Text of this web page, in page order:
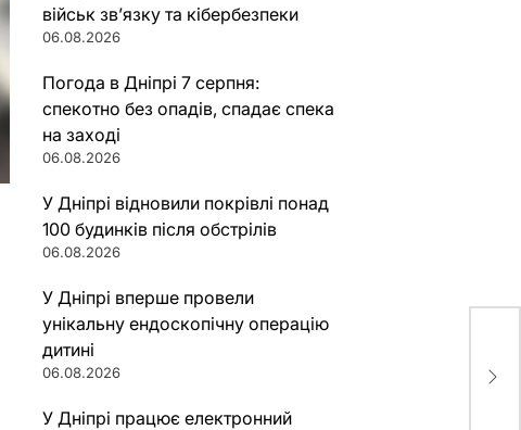
військ зв’язку та кібербезпеки
06.08.2026
Погода в Дніпрі 7 серпня:
спекотно без опадів, спадає спека
на заході
06.08.2026
У Дніпрі відновили покрівлі понад
100 будинків після обстрілів
06.08.2026
У Дніпрі вперше провели
унікальну ендоскопічну операцію
дитині
06.08.2026
У Дніпрі працює електронний